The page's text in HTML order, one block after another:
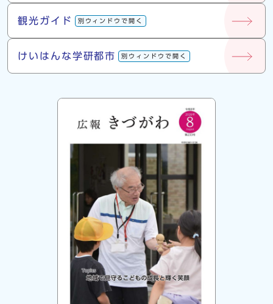
観光ガイド 別ウィンドウで開く
けいはんな学研都市 別ウィンドウで開く